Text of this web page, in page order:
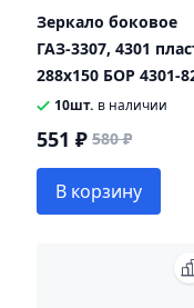
Зеркало боковое
ГАЗ-3307, 4301
288х150 БОР 4301-
10шт. в наличии
551 ₽ 580 ₽
В корзину